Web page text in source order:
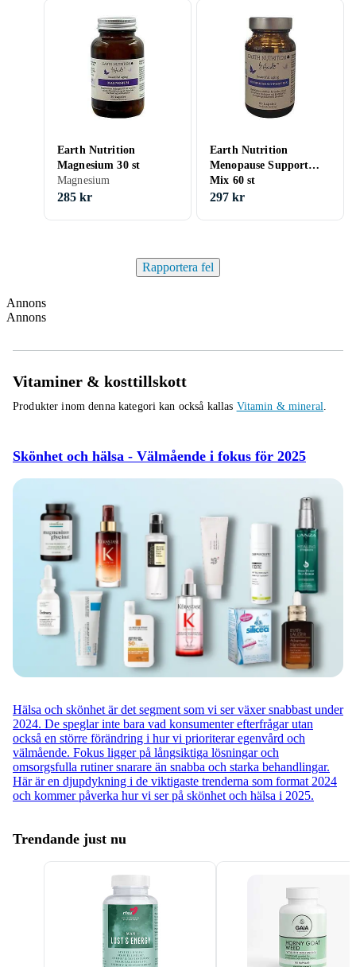
Earth Nutrition
Magnesium 30 st
Magnesium
285 kr
Earth Nutrition
Menopause Support
Mix 60 st
297 kr
Rapportera fel
Annons
Annons
Vitaminer & kosttillskott
Produkter inom denna kategori kan också kallas Vitamin & mineral.
Skönhet och hälsa - Välmående i fokus för 2025
Hälsa och skönhet är det segment som vi ser växer snabbast under
2024. De speglar inte bara vad konsumenter efterfrågar utan
också en större förändring i hur vi prioriterar egenvård och
välmående. Fokus ligger på långsiktiga lösningar och
omsorgsfulla rutiner snarare än snabba och starka behandlingar.
Här är en djupdykning i de viktigaste trenderna som format 2024
och kommer påverka hur vi ser på skönhet och hälsa i 2025.
Trendande just nu